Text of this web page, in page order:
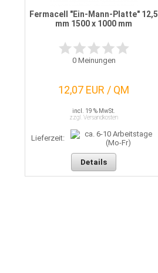
Fermacell "Ein-Mann-Platte" 12,5
mm 1500 x 1000 mm
0Meinungen
12,07 EUR / QM
incl. 19 % MwSt.
zzgl. Versandkosten
Lieferzeit:
Details